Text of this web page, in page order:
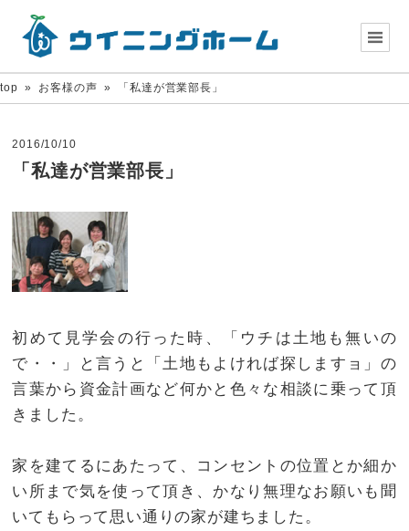
top » お客様の声 » 「私達が営業部長」
2016/10/10
「私達が営業部長」
初めて見学会の行った時、「ウチは土地も無いの
で・・」と言うと「土地もよければ探しますョ」の
言葉から資金計画など何かと色々な相談に乗って頂
きました。
家を建てるにあたって、コンセントの位置とか細か
い所まで気を使って頂き、かなり無理なお願いも聞
いてもらって思い通りの家が建ちました。